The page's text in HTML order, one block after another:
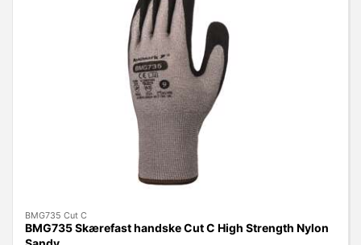
BMG735 Cut C
BMG735 Skærefast handske Cut C High Strength Nylon